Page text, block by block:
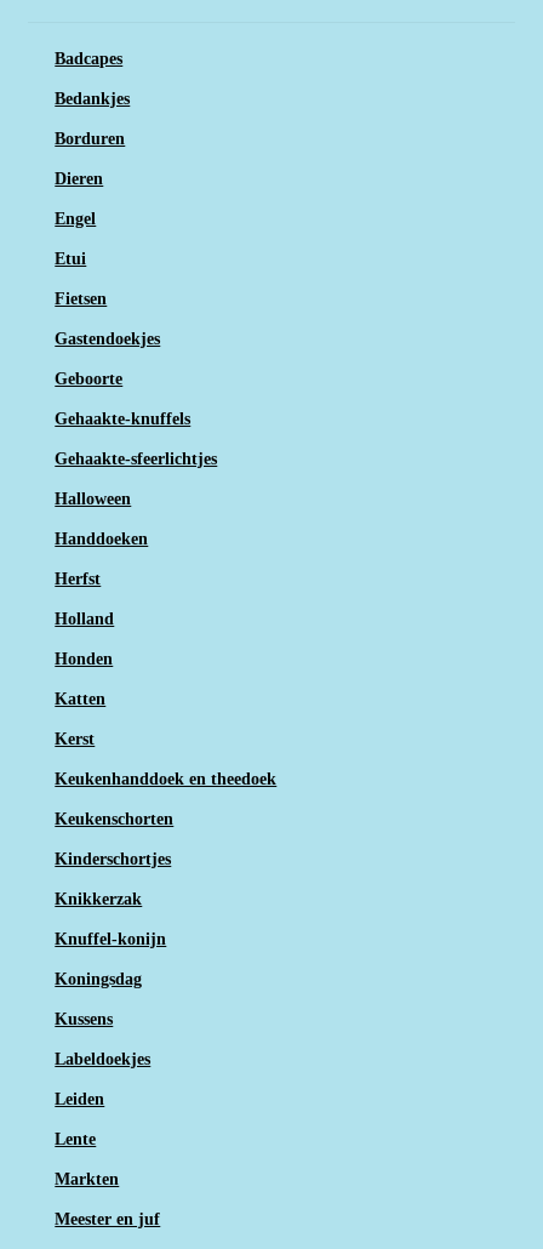
Badcapes
Bedankjes
Borduren
Dieren
Engel
Etui
Fietsen
Gastendoekjes
Geboorte
Gehaakte-knuffels
Gehaakte-sfeerlichtjes
Halloween
Handdoeken
Herfst
Holland
Honden
Katten
Kerst
Keukenhanddoek en theedoek
Keukenschorten
Kinderschortjes
Knikkerzak
Knuffel-konijn
Koningsdag
Kussens
Labeldoekjes
Leiden
Lente
Markten
Meester en juf